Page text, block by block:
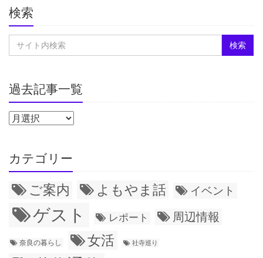
検索
過去記事一覧
カテゴリー
ご案内 よもやま話 イベント
ゲスト レポート 周辺情報
奈良の暮らし 女活 社寺巡り